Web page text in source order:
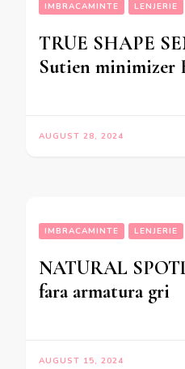
IMBRACAMINTE LENJERIE
TRUE SHAPE
Sutien minimizer
AUGUST 28, 2024
IMBRACAMINTE LENJERIE
NATURAL
fara armatura gri
AUGUST 15, 2024